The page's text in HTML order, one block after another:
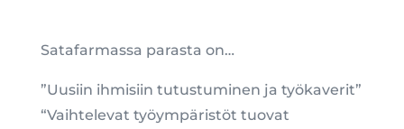
Satafarmassa parasta on…
”Uusiin ihmisiin tutustuminen ja työkaverit”
“Vaihtelevat työympäristöt tuovat